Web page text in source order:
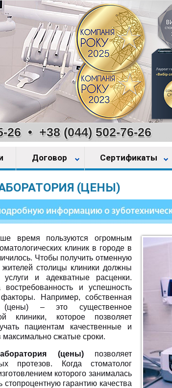
26• +38 (044) 502-76-26
Договор Сертификаты
(ЦЕНЫ)
время пользуются огромным
клиник в городе в
Чтобы получить отменную
столицы клиники должны
услуги и адекватные расценки.
и успешность
Например, собственная
(цены) – это существенное
клиники, которое позволяет
пациентам качественные и
максимально сжатые сроки.
(цены)позволяет
протезов. Когда стоматолог
которого занималась
гарантию качества